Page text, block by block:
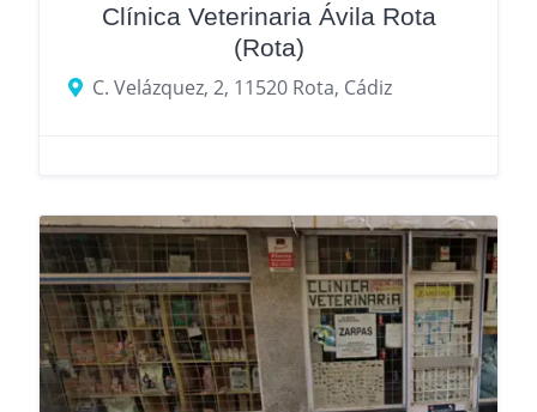
Clínica Veterinaria Ávila Rota
(Rota)
C. Velázquez, 2, 11520 Rota, Cádiz